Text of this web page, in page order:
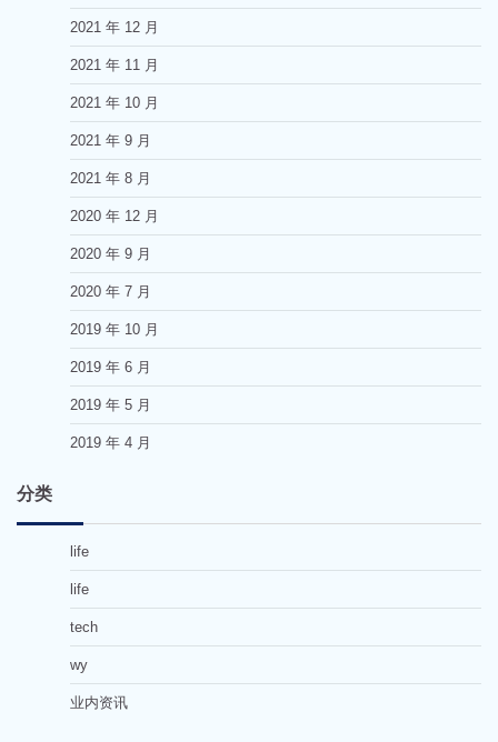
2021 年 12 月
2021 年 11 月
2021 年 10 月
2021 年 9 月
2021 年 8 月
2020 年 12 月
2020 年 9 月
2020 年 7 月
2019 年 10 月
2019 年 6 月
2019 年 5 月
2019 年 4 月
分类
life
life
tech
wy
业内资讯